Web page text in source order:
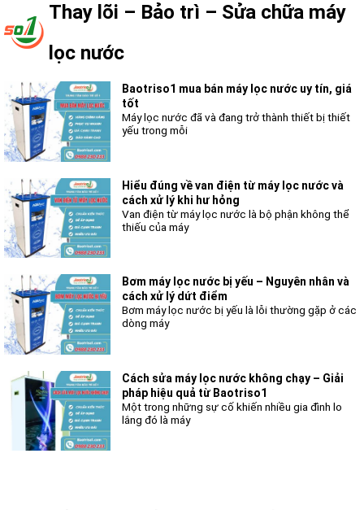
Thay lõi – Bảo trì – Sửa chữa máy
lọc nước
Baotriso1 mua bán máy lọc nước uy tín, giá
tốt
Máy lọc nước đã và đang trở thành thiết bị thiết
yếu trong mỗi
Hiểu đúng về van điện từ máy lọc nước và
cách xử lý khi hư hỏng
Van điện từ máy lọc nước là bộ phận không thể
thiếu của máy
Bơm máy lọc nước bị yếu – Nguyên nhân và
cách xử lý dứt điểm
Bơm máy lọc nước bị yếu là lỗi thường gặp ở các
dòng máy
Cách sửa máy lọc nước không chạy – Giải
pháp hiệu quả từ Baotriso1
Một trong những sự cố khiến nhiều gia đình lo
lắng đó là máy